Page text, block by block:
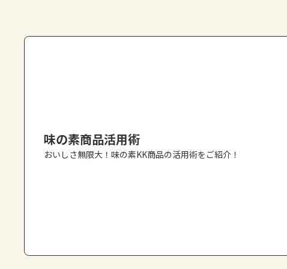
味の素商品活用術
おいしさ無限大！味の素KK商品の活用術をご紹介！